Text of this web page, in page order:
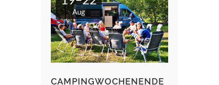
Aug
CAMPINGWOCHENENDE